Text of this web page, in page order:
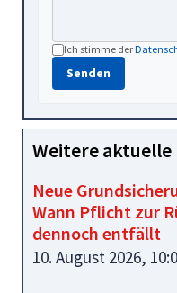
Ich stimme der
Senden
Weitere aktuelle
Neue
Wann Pflicht zur
dennoch entfällt
10. August 2026,